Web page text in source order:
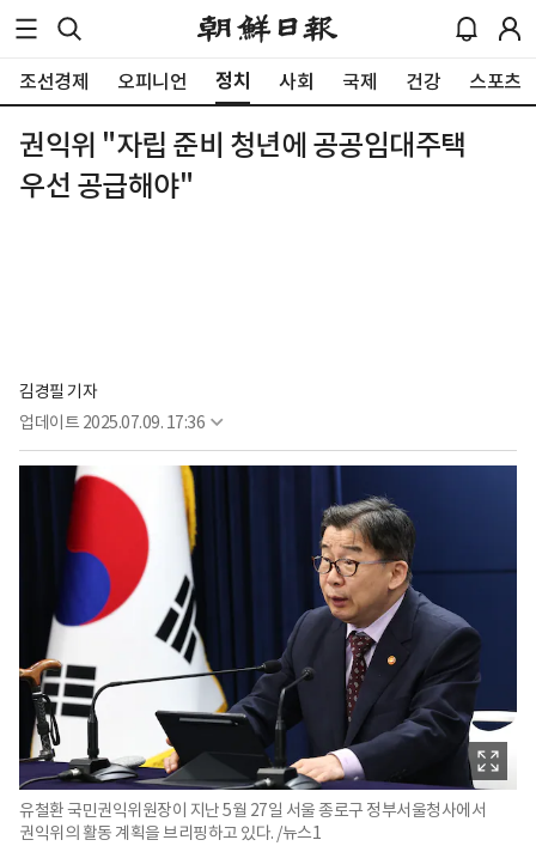
조선경제 오피니언 정치 사회 국제 건강 스포츠
권익위 "자립 준비 청년에 공공임대주택
우선 공급해야"
김경필 기자
업데이트 2025.07.09. 17:36
유철환 국민권익위원장이 지난 5월 27일 서울 종로구 정부서울청사에서
권익위의 활동 계획을 브리핑하고 있다. /뉴스1